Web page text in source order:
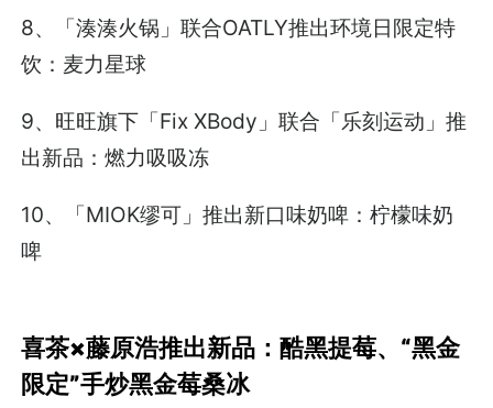
8、「湊湊火锅」联合OATLY推出环境日限定特
饮：麦力星球
9、旺旺旗下「Fix XBody」联合「乐刻运动」推
出新品：燃力吸吸冻
10、「MIOK缪可」推出新口味奶啤：柠檬味奶
啤
喜茶×藤原浩推出新品：酷黑提莓、“黑金
限定”手炒黑金莓桑冰